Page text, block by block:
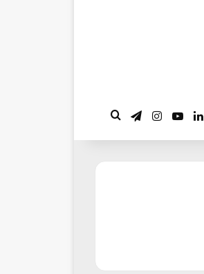
لينكدإن‫YouTubeانستقرام
تيلقرام